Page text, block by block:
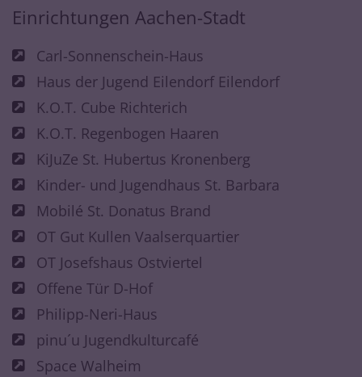
Einrichtungen Aachen-Stadt
Carl-Sonnenschein-Haus
Haus der Jugend Eilendorf Eilendorf
K.O.T. Cube Richterich
K.O.T. Regenbogen Haaren
KiJuZe St. Hubertus Kronenberg
Kinder- und Jugendhaus St. Barbara
Mobilé St. Donatus Brand
OT Gut Kullen Vaalserquartier
OT Josefshaus Ostviertel
Offene Tür D-Hof
Philipp-Neri-Haus
pinu´u Jugendkulturcafé
Space Walheim